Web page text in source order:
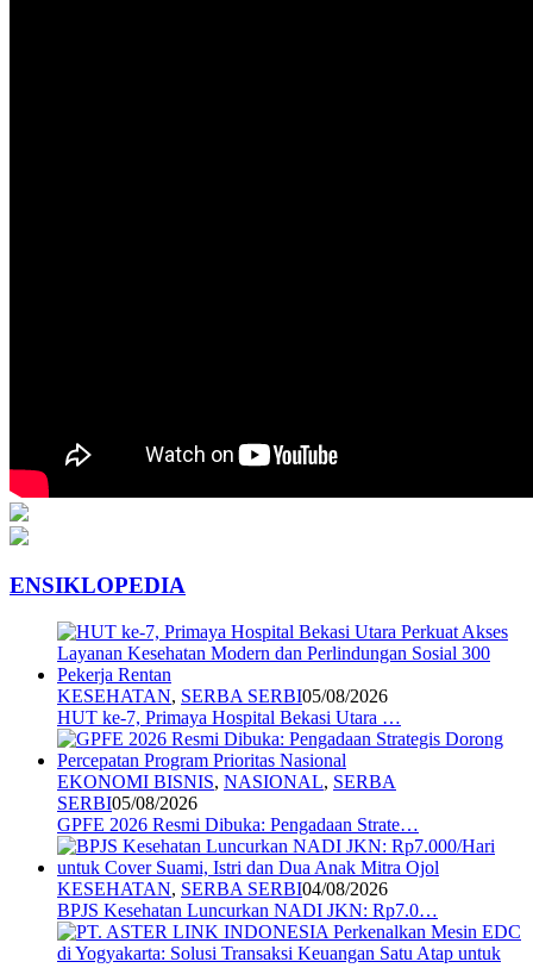
ENSIKLOPEDIA
KESEHATAN, SERBA SERBI05/08/2026
HUT ke-7, Primaya Hospital Bekasi Utara …
EKONOMI BISNIS, NASIONAL, SERBA
SERBI05/08/2026
GPFE 2026 Resmi Dibuka: Pengadaan Strate…
KESEHATAN, SERBA SERBI04/08/2026
BPJS Kesehatan Luncurkan NADI JKN: Rp7.0…